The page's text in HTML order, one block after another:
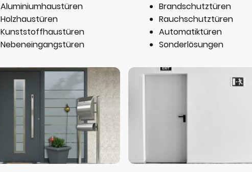
Aluminiumhaustüren
Holzhaustüren
Kunststoffhaustüren
Nebeneingangstüren
Brandschutztüren
Rauchschutztüren
Automatiktüren
Sonderlösungen